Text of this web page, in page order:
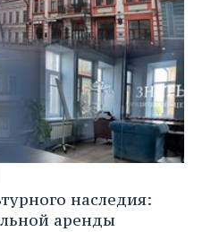
наследия:
аренды